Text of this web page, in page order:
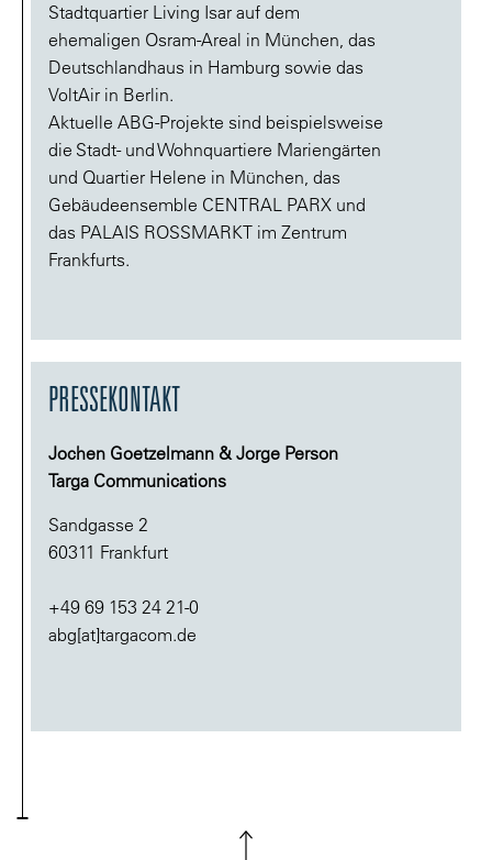
Stadtquartier Living Isar auf dem
ehemaligen Osram-Areal in München, das
Deutschlandhaus in Hamburg sowie das
VoltAir in Berlin.
Aktuelle ABG-Projekte sind beispielsweise
die Stadt- und Wohnquartiere Mariengärten
und Quartier Helene in München, das
Gebäudeensemble CENTRAL PARX und
das PALAIS ROSSMARKT im Zentrum
Frankfurts.
PRESSEKONTAKT
Jochen Goetzelmann & Jorge Person
Targa Communications
Sandgasse 2
60311 Frankfurt
+49 69 153 24 21-0
abg[at]targacom.de